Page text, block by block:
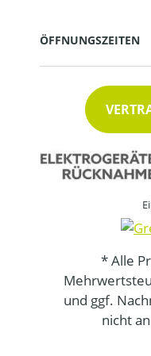
ÖFFNUNGSZEITEN
* Alle
und ggf.
nicht